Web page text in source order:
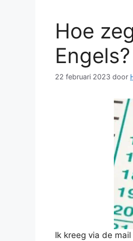
Hoe
Engels?
22 februari 2023 door
Ik kreeg via de